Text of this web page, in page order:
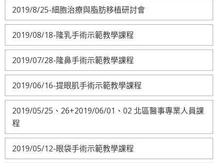
2019/8/25-細胞治療與脂肪移植研討會
2019/08/18-隆乳手術示範教學課程
2019/07/28-隆鼻手術示範教學課程
2019/06/16-提眼肌手術示範教學課程
2019/05/25、26+2019/06/01、02 北區醫事專業人員課
程
2019/05/12-眼袋手術示範教學課程